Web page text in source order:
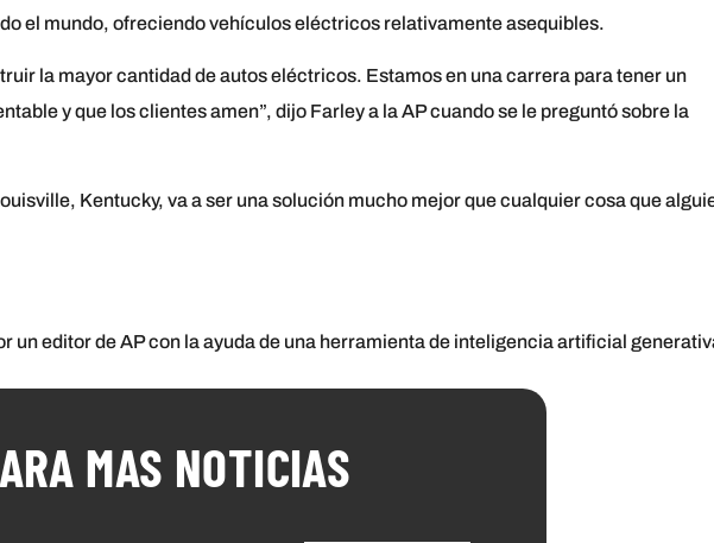
el mundo, ofreciendo vehículos eléctricos relativamente asequibles.
la mayor cantidad de autos eléctricos. Estamos en una carrera para tener un
y que los clientes amen”, dijo Farley a la AP cuando se le preguntó sobre la
Kentucky, va a ser una solución mucho mejor que cualquier cosa que
un editor de AP con la ayuda de una herramienta de inteligencia artificial
MAS NOTICIAS